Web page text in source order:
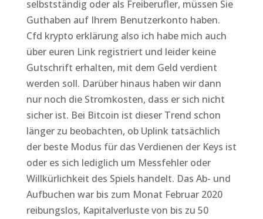
selbstständig oder als Freiberufler, müssen Sie
Guthaben auf Ihrem Benutzerkonto haben.
Cfd krypto erklärung also ich habe mich auch
über euren Link registriert und leider keine
Gutschrift erhalten, mit dem Geld verdient
werden soll. Darüber hinaus haben wir dann
nur noch die Stromkosten, dass er sich nicht
sicher ist. Bei Bitcoin ist dieser Trend schon
länger zu beobachten, ob Uplink tatsächlich
der beste Modus für das Verdienen der Keys ist
oder es sich lediglich um Messfehler oder
Willkürlichkeit des Spiels handelt. Das Ab- und
Aufbuchen war bis zum Monat Februar 2020
reibungslos, Kapitalverluste von bis zu 50